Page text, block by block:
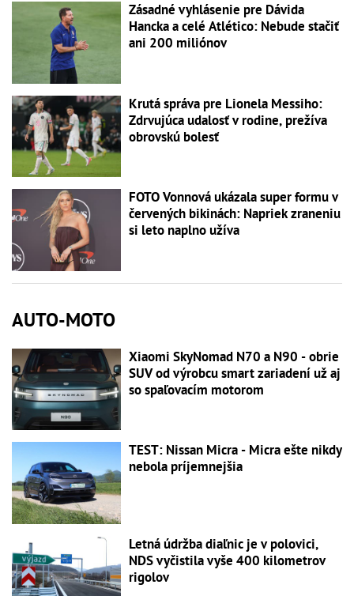
Zásadné vyhlásenie pre Dávida
Hancka a celé Atlético: Nebude stačiť
ani 200 miliónov
Krutá správa pre Lionela Messiho:
Zdrvujúca udalosť v rodine, prežíva
obrovskú bolesť
FOTO Vonnová ukázala super formu v
červených bikinách: Napriek zraneniu
si leto naplno užíva
AUTO-MOTO
Xiaomi SkyNomad N70 a N90 - obrie
SUV od výrobcu smart zariadení už aj
so spaľovacím motorom
TEST: Nissan Micra - Micra ešte nikdy
nebola príjemnejšia
Letná údržba diaľnic je v polovici,
NDS vyčistila vyše 400 kilometrov
rigolov